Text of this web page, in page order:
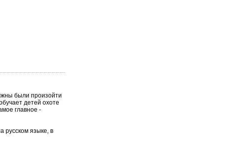
были произойти
детей охоте
главное -
русском языке, в